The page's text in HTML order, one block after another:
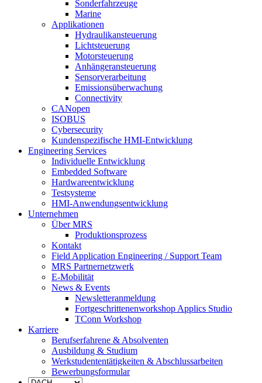
Sonderfahrzeuge
Marine
Applikationen
Hydraulikansteuerung
Lichtsteuerung
Motorsteuerung
Anhängeransteuerung
Sensorverarbeitung
Emissionsüberwachung
Connectivity
CANopen
ISOBUS
Cybersecurity
Kundenspezifische HMI-Entwicklung
Engineering Services
Individuelle Entwicklung
Embedded Software
Hardwareentwicklung
Testsysteme
HMI-Anwendungsentwicklung
Unternehmen
Über MRS
Produktionsprozess
Kontakt
Field Application Engineering / Support Team
MRS Partnernetzwerk
E-Mobilität
News & Events
Newsletteranmeldung
Fortgeschrittenenworkshop Applics Studio
TConn Workshop
Karriere
Berufserfahrene & Absolventen
Ausbildung & Studium
Werkstudententätigkeiten & Abschlussarbeiten
Bewerbungsformular